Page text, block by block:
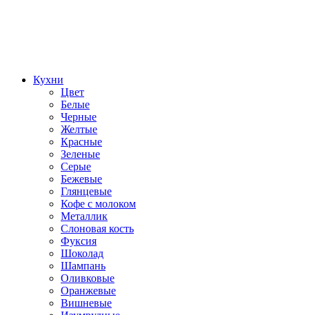
Кухни
Цвет
Белые
Черные
Желтые
Красные
Зеленые
Серые
Бежевые
Глянцевые
Кофе с молоком
Металлик
Слоновая кость
Фуксия
Шоколад
Шампань
Оливковые
Оранжевые
Вишневые